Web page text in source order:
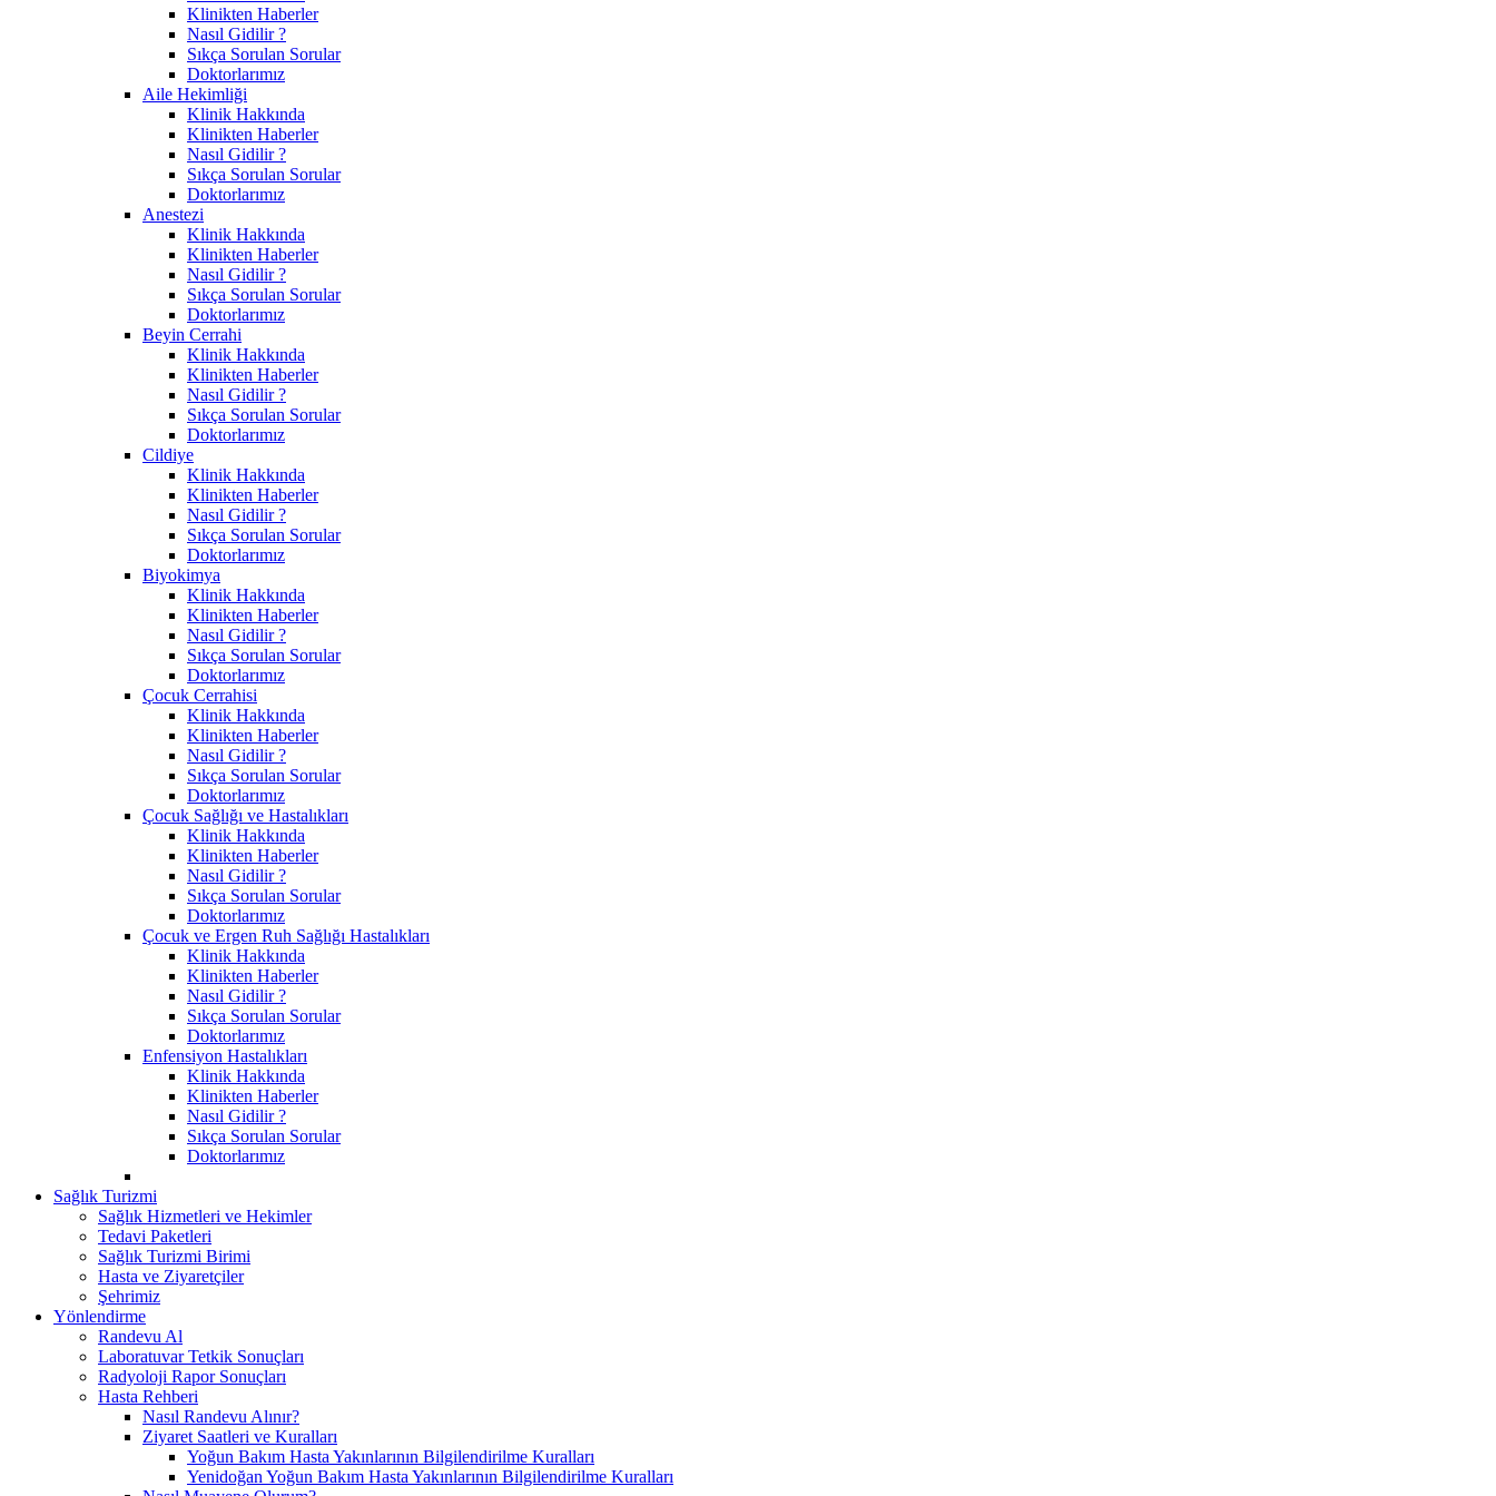
Klinikten Haberler
Nasıl Gidilir ?
Sıkça Sorulan Sorular
Doktorlarımız
Aile Hekimliği
Klinik Hakkında
Klinikten Haberler
Nasıl Gidilir ?
Sıkça Sorulan Sorular
Doktorlarımız
Anestezi
Klinik Hakkında
Klinikten Haberler
Nasıl Gidilir ?
Sıkça Sorulan Sorular
Doktorlarımız
Beyin Cerrahi
Klinik Hakkında
Klinikten Haberler
Nasıl Gidilir ?
Sıkça Sorulan Sorular
Doktorlarımız
Cildiye
Klinik Hakkında
Klinikten Haberler
Nasıl Gidilir ?
Sıkça Sorulan Sorular
Doktorlarımız
Biyokimya
Klinik Hakkında
Klinikten Haberler
Nasıl Gidilir ?
Sıkça Sorulan Sorular
Doktorlarımız
Çocuk Cerrahisi
Klinik Hakkında
Klinikten Haberler
Nasıl Gidilir ?
Sıkça Sorulan Sorular
Doktorlarımız
Çocuk Sağlığı ve Hastalıkları
Klinik Hakkında
Klinikten Haberler
Nasıl Gidilir ?
Sıkça Sorulan Sorular
Doktorlarımız
Çocuk ve Ergen Ruh Sağlığı Hastalıkları
Klinik Hakkında
Klinikten Haberler
Nasıl Gidilir ?
Sıkça Sorulan Sorular
Doktorlarımız
Enfensiyon Hastalıkları
Klinik Hakkında
Klinikten Haberler
Nasıl Gidilir ?
Sıkça Sorulan Sorular
Doktorlarımız
Sağlık Turizmi
Sağlık Hizmetleri ve Hekimler
Tedavi Paketleri
Sağlık Turizmi Birimi
Hasta ve Ziyaretçiler
Şehrimiz
Yönlendirme
Randevu Al
Laboratuvar Tetkik Sonuçları
Radyoloji Rapor Sonuçları
Hasta Rehberi
Nasıl Randevu Alınır?
Ziyaret Saatleri ve Kuralları
Yoğun Bakım Hasta Yakınlarının Bilgilendirilme Kuralları
Yenidoğan Yoğun Bakım Hasta Yakınlarının Bilgilendirilme Kuralları